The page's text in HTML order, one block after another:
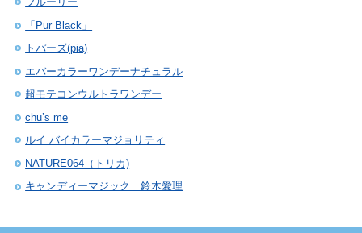
「Pur Black」
トパーズ(pia)
エバーカラーワンデーナチュラル
超モテコンウルトラワンデー
chu’s me
ルイ バイカラーマジョリティ
NATURE064（トリカ)
キャンディーマジック 鈴木愛理